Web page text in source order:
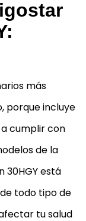
más
porque incluye
cumplir con
de la
30HGY está
todo tipo de
tu salud